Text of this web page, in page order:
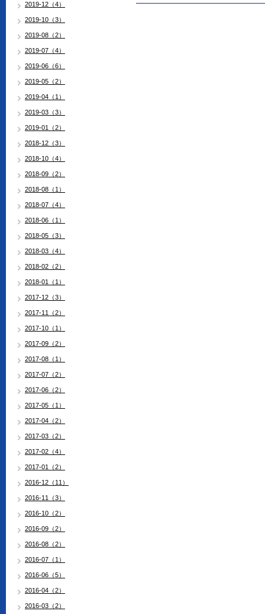
2019-12（4）
2019-10（3）
2019-08（2）
2019-07（4）
2019-06（6）
2019-05（2）
2019-04（1）
2019-03（3）
2019-01（2）
2018-12（3）
2018-10（4）
2018-09（2）
2018-08（1）
2018-07（4）
2018-06（1）
2018-05（3）
2018-03（4）
2018-02（2）
2018-01（1）
2017-12（3）
2017-11（2）
2017-10（1）
2017-09（2）
2017-08（1）
2017-07（2）
2017-06（2）
2017-05（1）
2017-04（2）
2017-03（2）
2017-02（4）
2017-01（2）
2016-12（11）
2016-11（3）
2016-10（2）
2016-09（2）
2016-08（2）
2016-07（1）
2016-06（5）
2016-04（2）
2016-03（2）